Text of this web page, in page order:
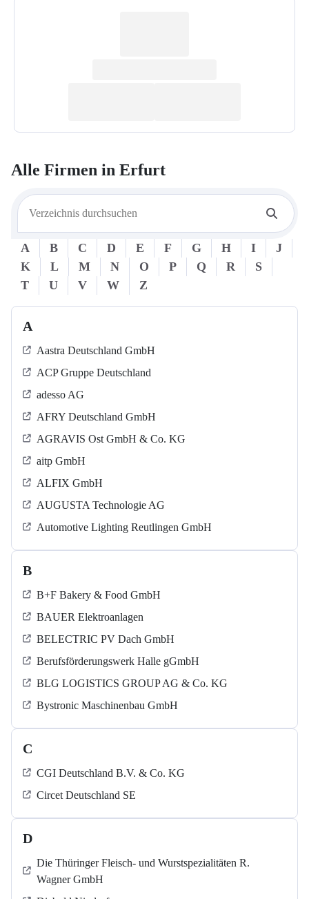
Alle Firmen in Erfurt
A B C D E F G H I
J
K
L M N O P Q R
S
T
U V W Z
A
Aastra Deutschland GmbH
ACP Gruppe Deutschland
adesso AG
AFRY Deutschland GmbH
AGRAVIS Ost GmbH & Co. KG
aitp GmbH
ALFIX GmbH
AUGUSTA Technologie AG
Automotive Lighting Reutlingen GmbH
B
B+F Bakery & Food GmbH
BAUER Elektroanlagen
BELECTRIC PV Dach GmbH
Berufsförderungswerk Halle gGmbH
BLG LOGISTICS GROUP AG & Co. KG
Bystronic Maschinenbau GmbH
C
CGI Deutschland B.V. & Co. KG
Circet Deutschland SE
D
Die Thüringer Fleisch- und Wurstspezialitäten R.
Wagner GmbH